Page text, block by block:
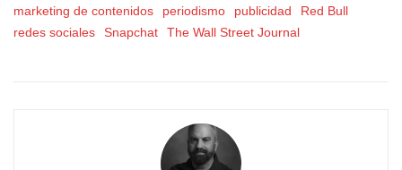
marketing de contenidos
periodismo publicidad
Red Bull
redes sociales
Snapchat The Wall Street Journal